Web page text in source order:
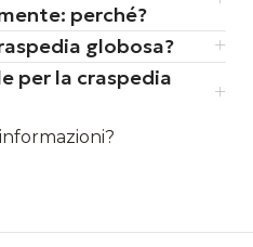
perché?
globosa?
per la craspedia